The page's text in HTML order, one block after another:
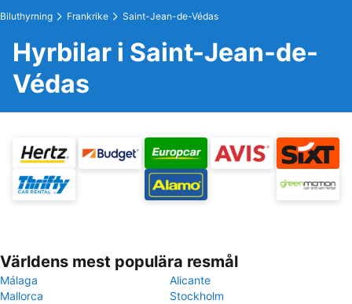
Biluthyrning Frankrike Saint-Jean-de-Védas
Hyrbilar i Saint-Jean-de-
Védas
Världens mest populära resmål
Málaga
Alicante
Mallorca
Stockholm